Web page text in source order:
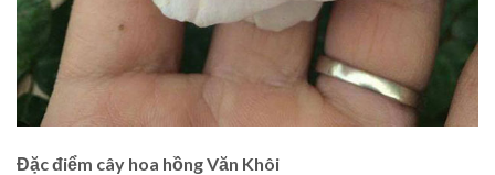
Đặc điểm cây hoa hồng Văn Khôi